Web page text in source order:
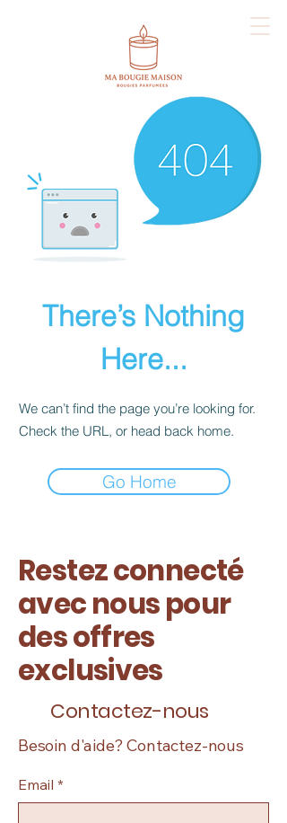
There’s Nothing
Here...
We can’t find the page you’re looking for.
Check the URL, or head back home.
Go Home
Restez connecté
avec nous pour
des offres
exclusives
Contactez-nous
Besoin d'aide? Contactez-nous
Email *